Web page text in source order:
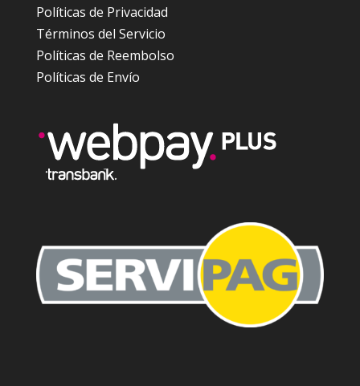
Políticas de Privacidad
Términos del Servicio
Políticas de Reembolso
Políticas de Envío